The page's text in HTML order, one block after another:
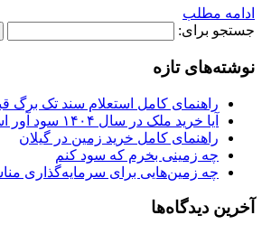
ادامه مطلب
جستجو برای:
نوشته‌های تازه
راهنمای کامل استعلام سند تک برگ
آیا خرید ملک در سال ۱۴۰۴ سود آور است؟
راهنمای کامل خرید زمین در گیلان
چه زمینی بخرم که سود کنم
چه زمین‌هایی برای سرمایه‌گذاری
آخرین دیدگاه‌ها